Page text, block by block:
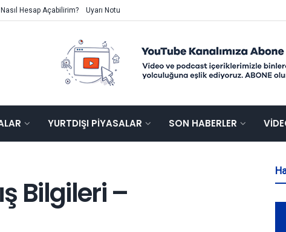
Nasıl Hesap Açabilirim? Uyarı Notu
YURTDIŞI PIYASALAR SON HABERLER
Bilgileri –